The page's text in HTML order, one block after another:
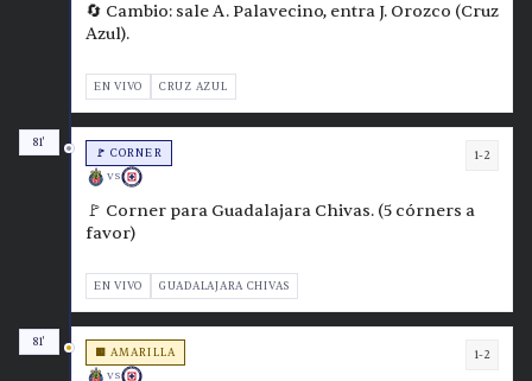
🔄 Cambio: sale A. Palavecino, entra J. Orozco (Cruz
Azul).
EN VIVO CRUZ AZUL
81'
🚩 CORNER
VS
1-2
🚩 Corner para Guadalajara Chivas. (5 córners a
favor)
EN VIVO GUADALAJARA CHIVAS
81'
🟨 AMARILLA
VS
1-2